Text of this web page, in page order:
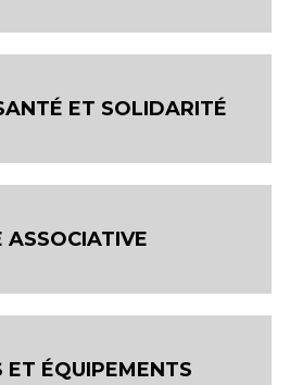
ET SOLIDARITÉ
ASSOCIATIVE
ET ÉQUIPEMENTS